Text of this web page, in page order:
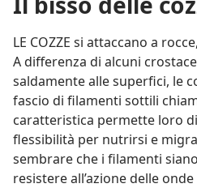
LE COZZE si attaccano a
A differenza di alcuni
saldamente alle superfici, le
fascio di filamenti sottili
caratteristica permette loro
flessibilità per nutrirsi e
sembrare che i filamenti
resistere all’azione delle